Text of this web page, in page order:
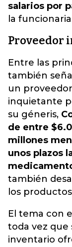
salarios por
la
Proveedor
Entre las
también
un
inquietante
su géneris,
de entre
millones
unos plazos
también
los
El tema con
toda vez que
inventario